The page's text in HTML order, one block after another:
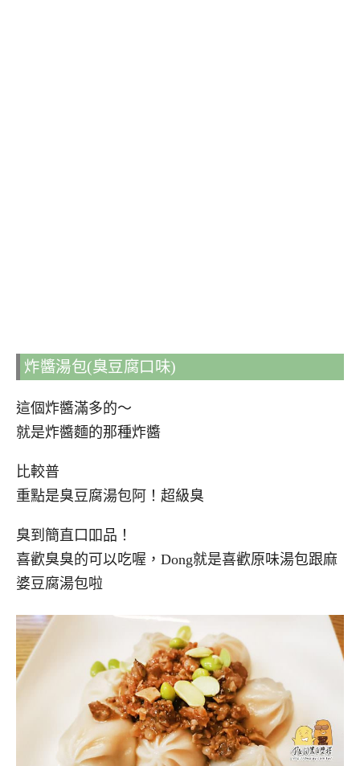
炸醬湯包(臭豆腐口味)
這個炸醬滿多的～
就是炸醬麵的那種炸醬
比較普
重點是臭豆腐湯包阿！超級臭
臭到簡直口吅品！
喜歡臭臭的可以吃喔，Dong就是喜歡原味湯包跟麻
婆豆腐湯包啦